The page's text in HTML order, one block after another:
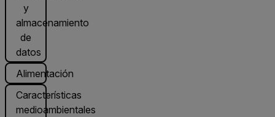
y
almacenamiento
de
datos
Alimentación
Características
medioambientales